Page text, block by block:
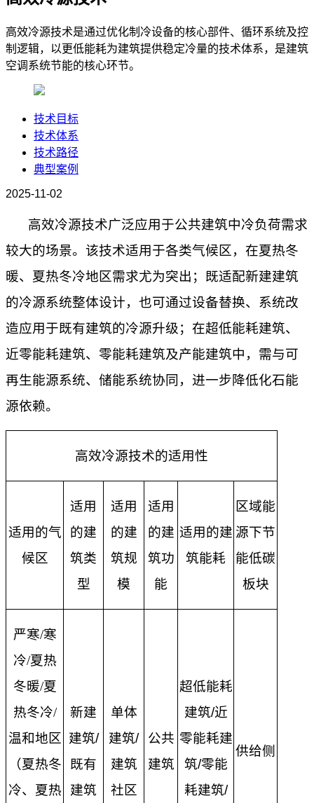
高效冷源技术是通过优化制冷设备的核心部件、循环系统及控
制逻辑，以更低能耗为建筑提供稳定冷量的技术体系，是建筑
空调系统节能的核心环节。
技术目标
技术体系
技术路径
典型案例
2025-11-02
高效冷源技术广泛应用于公共建筑中冷负荷需求
较大的场景。该技术适用于各类气候区，在夏热冬
暖、夏热冬冷地区需求尤为突出；既适配新建建筑
的冷源系统整体设计，也可通过设备替换、系统改
造应用于既有建筑的冷源升级；在超低能耗建筑、
近零能耗建筑、零能耗建筑及产能建筑中，需与可
再生能源系统、储能系统协同，进一步降低化石能
源依赖。
高效冷源技术的适用性
适用的气
候区
适用
的建
筑类
型
适用
的建
筑规
模
适用
的建
筑功
能
适用的建
筑能耗
区域能
源下节
能低碳
板块
严寒/寒
冷/夏热
冬暖/夏
热冬冷/
温和地区
（夏热冬
冷、夏热
新建
建筑/
既有
建筑
单体
建筑/
建筑
社区
公共
建筑
超低能耗
建筑/近
零能耗建
筑/零能
耗建筑/
供给侧